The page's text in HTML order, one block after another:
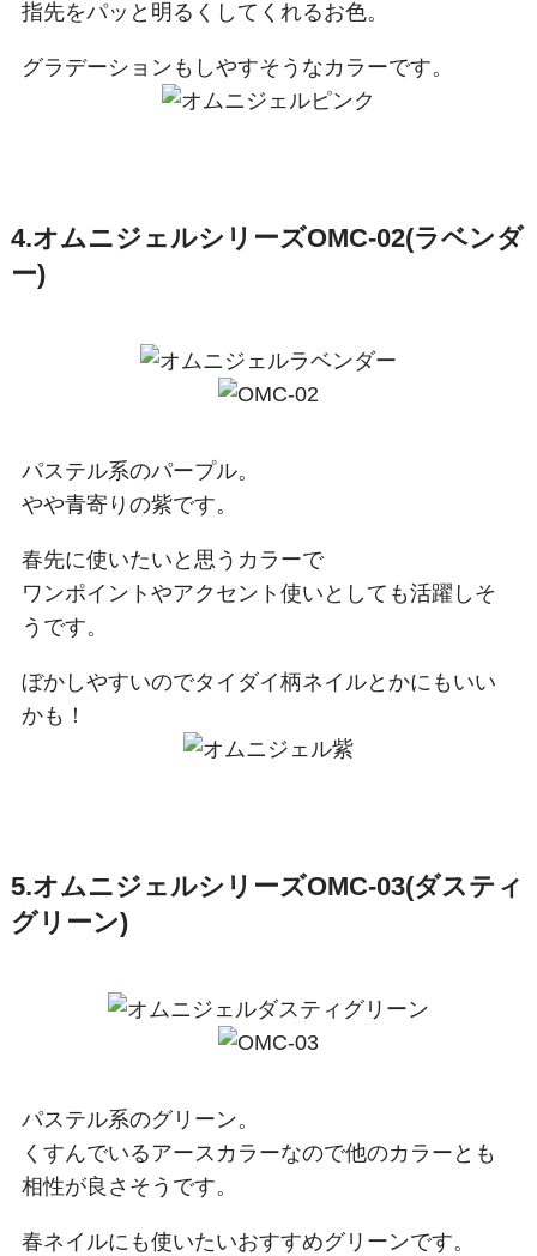
指先をパッと明るくしてくれるお色。
グラデーションもしやすそうなカラーです。
4.オムニジェルシリーズOMC-02(ラベンダ
ー)
パステル系のパープル。
やや青寄りの紫です。
春先に使いたいと思うカラーで
ワンポイントやアクセント使いとしても活躍しそ
うです。
ぼかしやすいのでタイダイ柄ネイルとかにもいい
かも！
5.オムニジェルシリーズOMC-03(ダスティ
グリーン)
パステル系のグリーン。
くすんでいるアースカラーなので他のカラーとも
相性が良さそうです。
春ネイルにも使いたいおすすめグリーンです。